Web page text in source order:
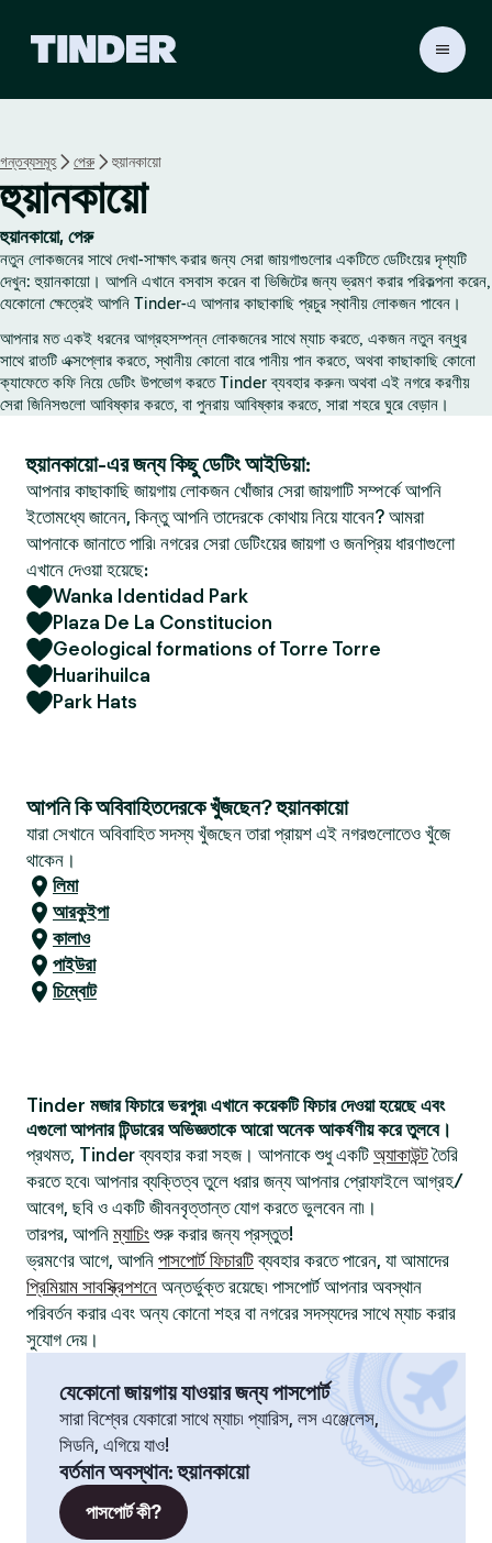
গন্তব্যসমূহ পেরু হুয়ানকায়ো
হুয়ানকায়ো
হুয়ানকায়ো, পেরু
নতুন লোকজনের সাথে দেখা-সাক্ষাৎ করার জন্য সেরা জায়গাগুলোর একটিতে ডেটিংয়ের দৃশ্যটি
দেখুন: হুয়ানকায়ো। আপনি এখানে বসবাস করেন বা ভিজিটের জন্য ভ্রমণ করার পরিকল্পনা করেন,
যেকোনো ক্ষেত্রেই আপনি Tinder-এ আপনার কাছাকাছি প্রচুর স্থানীয় লোকজন পাবেন।
আপনার মত একই ধরনের আগ্রহসম্পন্ন লোকজনের সাথে ম্যাচ করতে, একজন নতুন বন্ধুর
সাথে রাতটি এক্সপ্লোর করতে, স্থানীয় কোনো বারে পানীয় পান করতে, অথবা কাছাকাছি কোনো
ক্যাফেতে কফি নিয়ে ডেটিং উপভোগ করতে Tinder ব্যবহার করুন৷ অথবা এই নগরে করণীয়
সেরা জিনিসগুলো আবিষ্কার করতে, বা পুনরায় আবিষ্কার করতে, সারা শহরে ঘুরে বেড়ান।
হুয়ানকায়ো-এর জন্য কিছু ডেটিং আইডিয়া:
আপনার কাছাকাছি জায়গায় লোকজন খোঁজার সেরা জায়গাটি সম্পর্কে আপনি
ইতোমধ্যে জানেন, কিন্তু আপনি তাদেরকে কোথায় নিয়ে যাবেন? আমরা
আপনাকে জানাতে পারি৷ নগরের সেরা ডেটিংয়ের জায়গা ও জনপ্রিয় ধারণাগুলো
এখানে দেওয়া হয়েছে:
Wanka Identidad Park
Plaza De La Constitucion
Geological formations of Torre Torre
Huarihuilca
Park Hats
আপনি কি অবিবাহিতদেরকে খুঁজছেন? হুয়ানকায়ো
যারা সেখানে অবিবাহিত সদস্য খুঁজছেন তারা প্রায়শ এই নগরগুলোতেও খুঁজে
থাকেন।
লিমা
আরকুইপা
কালাও
পাইউরা
চিম্বোট
Tinder মজার ফিচারে ভরপুর৷ এখানে কয়েকটি ফিচার দেওয়া হয়েছে এবং
এগুলো আপনার টিন্ডারের অভিজ্ঞতাকে আরো অনেক আকর্ষণীয় করে তুলবে।
প্রথমত, Tinder ব্যবহার করা সহজ। আপনাকে শুধু একটি অ্যাকাউন্টতৈরি
করতে হবে৷ আপনার ব্যক্তিত্ব তুলে ধরার জন্য আপনার প্রোফাইলে আগ্রহ/
আবেগ, ছবি ও একটি জীবনবৃত্তান্ত যোগ করতে ভুলবেন না৷।
তারপর, আপনিম্যাচিং শুরু করার জন্য প্রস্তুত!
ভ্রমণের আগে, আপনি পাসপোর্ট ফিচারটিব্যবহার করতে পারেন, যা আমাদের
প্রিমিয়াম সাবস্ক্রিপশনে অন্তর্ভুক্ত রয়েছে৷ পাসপোর্ট আপনার অবস্থান
পরিবর্তন করার এবং অন্য কোনো শহর বা নগরের সদস্যদের সাথে ম্যাচ করার
সুযোগ দেয়।
যেকোনো জায়গায় যাওয়ার জন্য পাসপোর্ট
সারা বিশ্বের যেকারো সাথে ম্যাচ৷ প্যারিস, লস এঞ্জেলেস,
সিডনি, এগিয়ে যাও!
বর্তমান অবস্থান:হুয়ানকায়ো
পাসপোর্ট কী?